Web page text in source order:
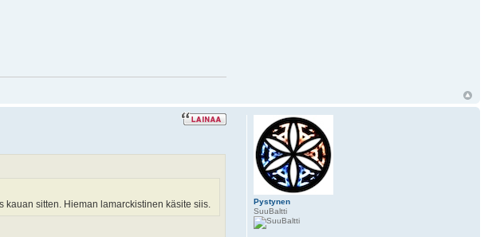
sitten. Hieman lamarckistinen käsite siis.
Pystynen
SuuBaltti